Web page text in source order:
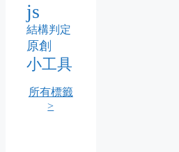
js
結構判定
原創
小工具
所有標籤
>